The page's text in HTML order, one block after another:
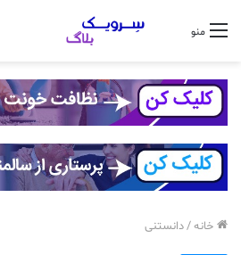
منو
خانه/دانستنی